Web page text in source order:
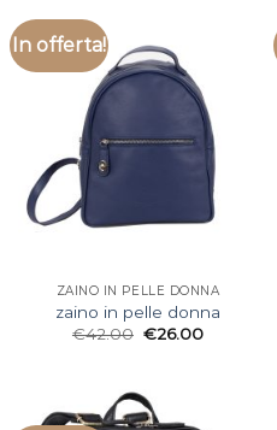
In offerta!
ZAINO IN PELLE DONNA
zaino in pelle donna
€42.00 €26.00